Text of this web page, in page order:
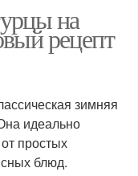
на
рецепт
зимняя
идеально
простых
блюд.